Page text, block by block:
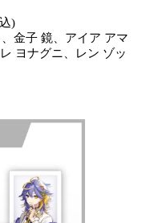
)
金子 鏡、アイア アマ
ヨナグニ、レン ゾッ